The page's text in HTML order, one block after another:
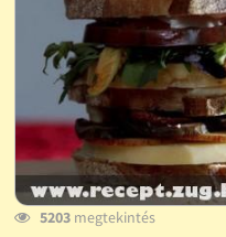
5203megtekintés